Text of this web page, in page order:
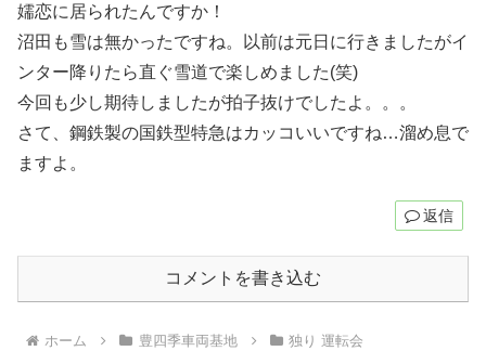
嬬恋に居られたんですか！
沼田も雪は無かったですね。以前は元日に行きましたがイ
ンター降りたら直ぐ雪道で楽しめました(笑)
今回も少し期待しましたが拍子抜けでしたよ。。。
さて、鋼鉄製の国鉄型特急はカッコいいですね…溜め息で
ますよ。
返信
コメントを書き込む
ホーム 豊四季車両基地 独り 運転会